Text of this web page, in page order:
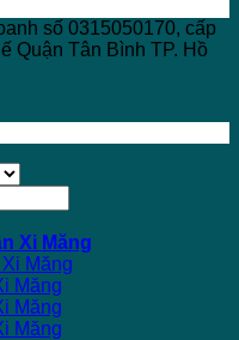
số 0315050170, cấp
Quận Tân Bình TP. Hồ
Xi Măng
Măng
Măng
Măng
Măng